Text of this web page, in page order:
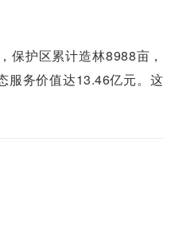
保护区累计造林8988亩，
服务价值达13.46亿元。这